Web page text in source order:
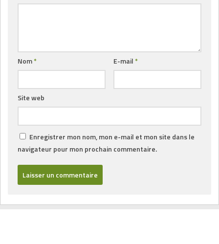
Nom* E-mail *
Site web
Enregistrer mon nom, mon e-mail et mon site dans le
navigateur pour mon prochain commentaire.